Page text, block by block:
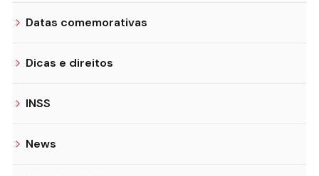
Datas comemorativas
Dicas e direitos
INSS
News